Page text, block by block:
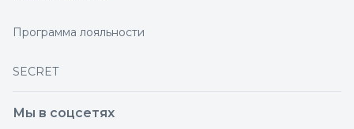
Программа лояльности
SECRET
Мы в соцсетях